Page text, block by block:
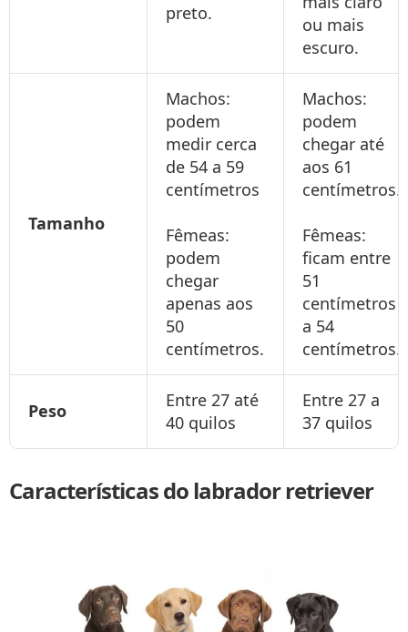
preto.
ou mais
escuro.
Tamanho
Machos:
podem
medir cerca
de 54 a 59
centímetros
Fêmeas:
podem
chegar
apenas aos
50
centímetros.
Machos:
podem
chegar até
aos 61
centímetros.
Fêmeas:
ficam entre
51
centímetros
a 54
centímetros.
Peso
Entre 27 até
40 quilos
Entre 27 a
37 quilos
Características do labrador retriever